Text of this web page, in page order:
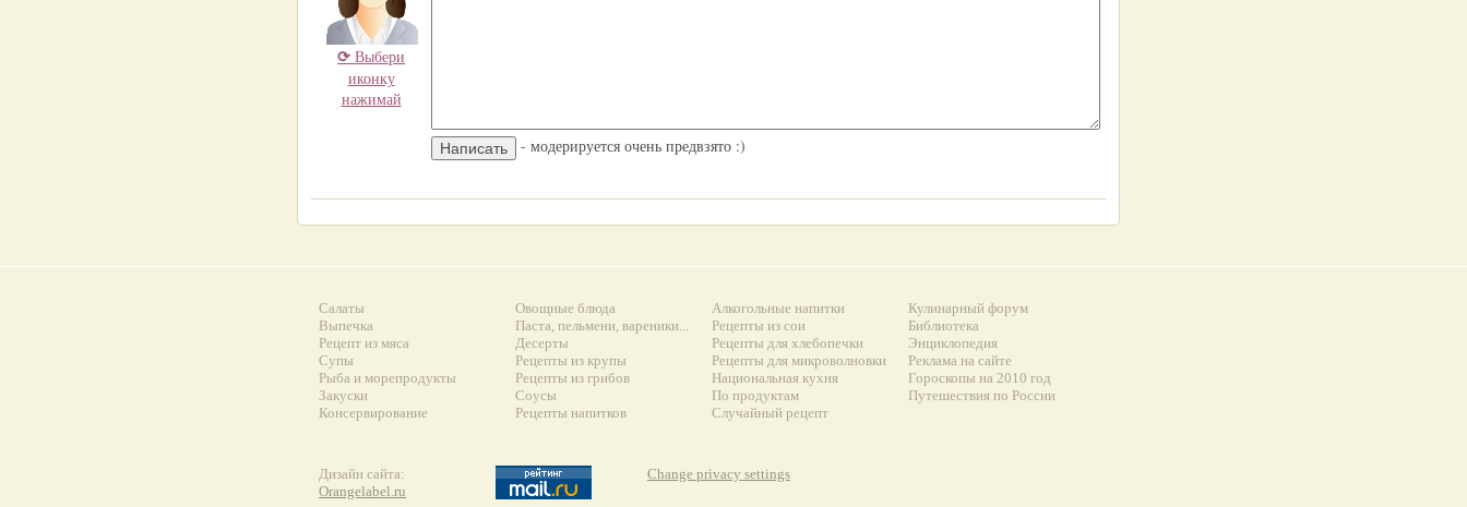
⟳ Выбери
иконку
нажимай
- модерируется очень предвзято :)
Салаты
Выпечка
Рецепт из мяса
Супы
Рыба и морепродукты
Закуски
Консервирование
Овощные блюда
Паста, пельмени, вареники...
Десерты
Рецепты из крупы
Рецепты из грибов
Соусы
Рецепты напитков
Алкогольные напитки
Рецепты из сои
Рецепты для хлебопечки
Рецепты для микроволновки
Национальная кухня
По продуктам
Случайный рецепт
Кулинарный форум
Библиотека
Энциклопедия
Реклама на сайте
Гороскопы на 2010 год
Путешествия по России
Дизайн сайта:
Orangelabel.ru
Change privacy settings